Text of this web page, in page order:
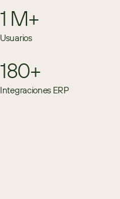
1 M+
Usuarios
180+
Integraciones ERP